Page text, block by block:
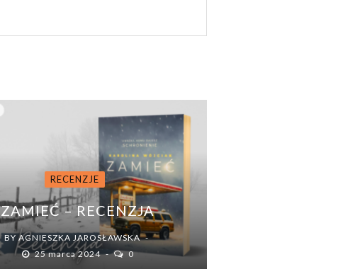
RECENZJE
ZAMIEĆ – RECENZJA
BY AGNIESZKA JAROSŁAWSKA
25 marca 2024
0